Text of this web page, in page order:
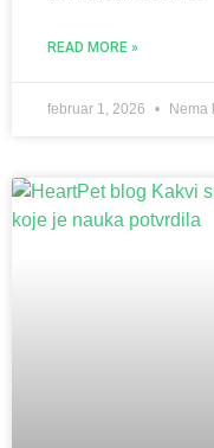
READ MORE »
februar 1, 2026 Nema